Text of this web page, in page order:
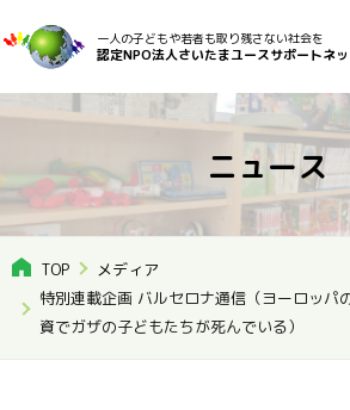
一人の子どもや若者も取り残さない社会を
認定NPO法人さいたまユースサポートネ
ニュース
TOP
メディア
特別連載企画 バルセロナ通信（ヨーロッパ
資でガザの子どもたちが死んでいる）